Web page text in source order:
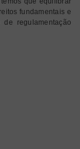
fundamentais e
regulamentação